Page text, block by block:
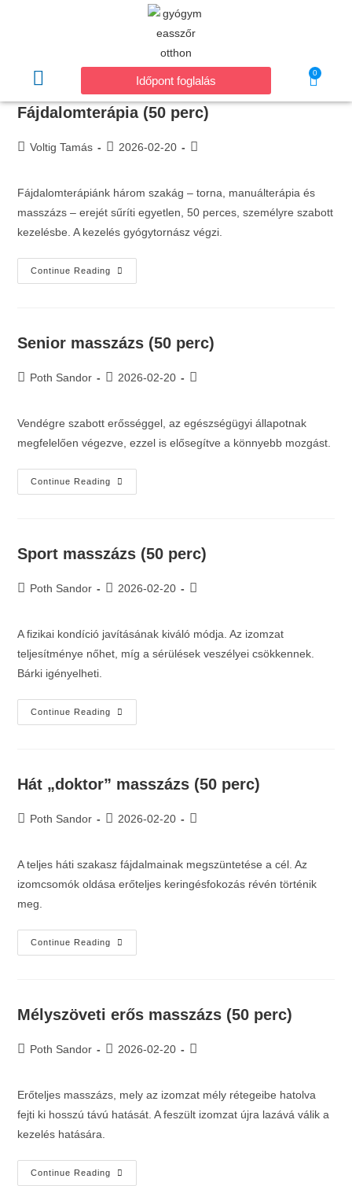
Időpont foglalás
0
Fájdalomterápia (50 perc)
Voltig Tamás 2026-02-20
Fájdalomterápiánk három szakág – torna, manuálterápia és
masszázs – erejét sűríti egyetlen, 50 perces, személyre szabott
kezelésbe. A kezelés gyógytornász végzi.
Continue Reading
Senior masszázs (50 perc)
Poth Sandor 2026-02-20
Vendégre szabott erősséggel, az egészségügyi állapotnak
megfelelően végezve, ezzel is elősegítve a könnyebb mozgást.
Continue Reading
Sport masszázs (50 perc)
Poth Sandor 2026-02-20
A fizikai kondíció javításának kiváló módja. Az izomzat
teljesítménye nőhet, míg a sérülések veszélyei csökkennek.
Bárki igényelheti.
Continue Reading
Hát „doktor” masszázs (50 perc)
Poth Sandor 2026-02-20
A teljes háti szakasz fájdalmainak megszüntetése a cél. Az
izomcsomók oldása erőteljes keringésfokozás révén történik
meg.
Continue Reading
Mélyszöveti erős masszázs (50 perc)
Poth Sandor 2026-02-20
Erőteljes masszázs, mely az izomzat mély rétegeibe hatolva
fejti ki hosszú távú hatását. A feszült izomzat újra lazává válik a
kezelés hatására.
Continue Reading